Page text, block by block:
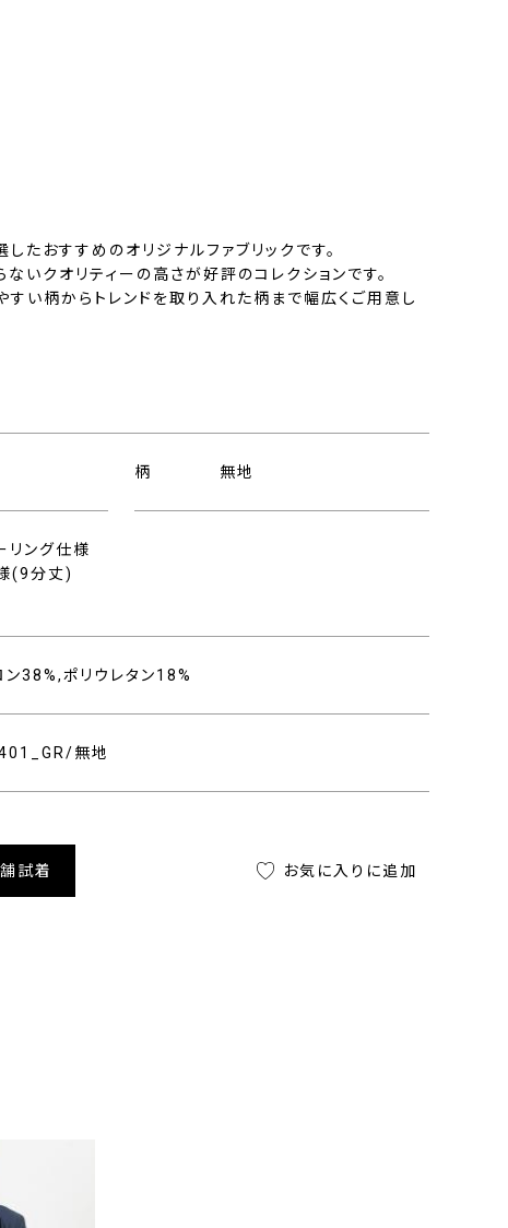
たおすすめのオリジナルファブリックです。
いクオリティーの高さが好評のコレクションです。
すい柄からトレンドを取り入れた柄まで幅広くご用意し
柄 無地
リング仕様
(9分丈)
38%,ポリウレタン18%
無地
試着 お気に入りに追加